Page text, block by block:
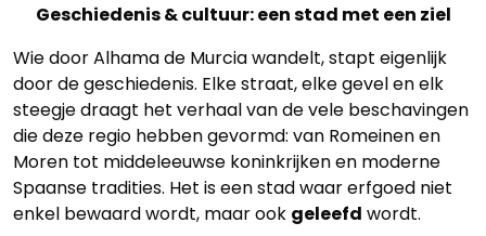
Geschiedenis & cultuur: een stad met een ziel
Wie door Alhama de Murcia wandelt, stapt eigenlijk
door de geschiedenis. Elke straat, elke gevel en elk
steegje draagt het verhaal van de vele beschavingen
die deze regio hebben gevormd: van Romeinen en
Moren tot middeleeuwse koninkrijken en moderne
Spaanse tradities. Het is een stad waar erfgoed niet
enkel bewaard wordt, maar ook geleefd wordt.